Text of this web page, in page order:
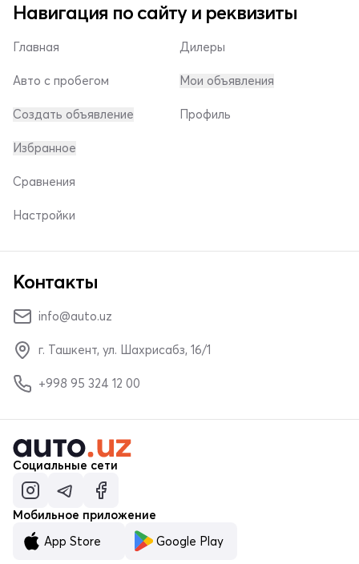
Навигация по сайту и реквизиты
Главная
Авто с пробегом
Создать объявление
Дилеры
Мои объявления
Профиль
Избранное
Сравнения
Настройки
Контакты
info@auto.uz
г. Ташкент, ул. Шахрисабз, 16/1
+998 95 324 12 00
Социальные сети
Мобильное приложение
App Store
Google Play